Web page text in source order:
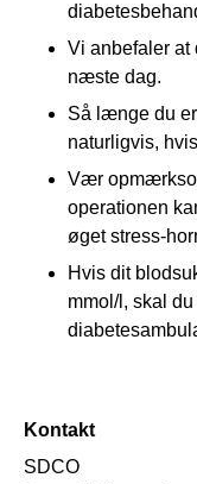
Vi anbefaler at
næste dag.
Så længe du
naturligvis,
Vær
operationen
øget stress-
Hvis dit
mmol/l, skal
Kontakt
SDCO